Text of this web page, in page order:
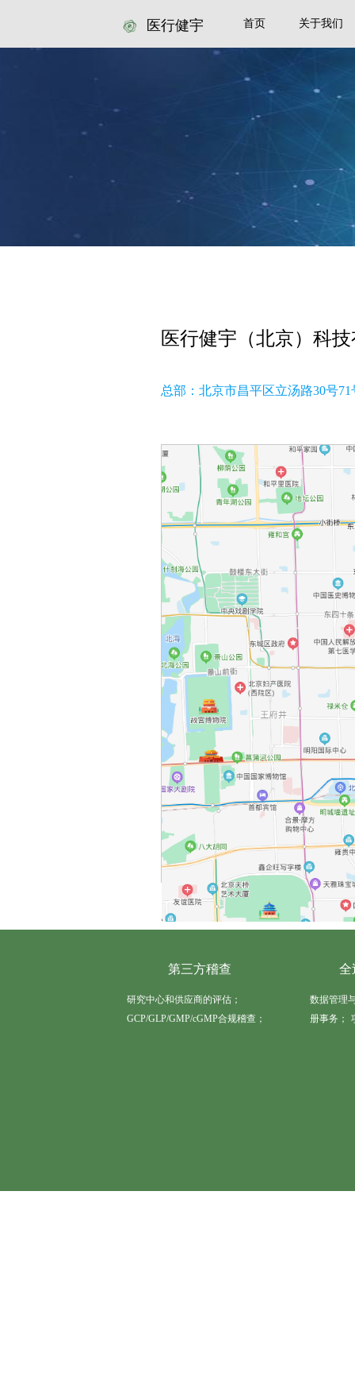
医行健宇 首页 关于我们
医行健宇（北京）科
总部：北京市昌平区立汤路30号71
第三方稽查
研究中心和供应商的评估；
GCP/GLP/GMP/cGMP合规稽查；
全
数据管理
册事务；